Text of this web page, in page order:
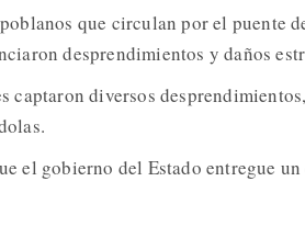
que circulan por el puente
desprendimientos y daños
captaron diversos
el gobierno del Estado entregue